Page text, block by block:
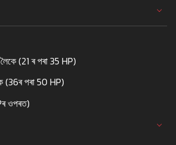
(21 ৰ পৰা 35 HP)
(36ৰ পৰা 50 HP)
ওপৰত)